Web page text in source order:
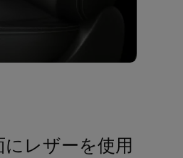
にレザーを使用